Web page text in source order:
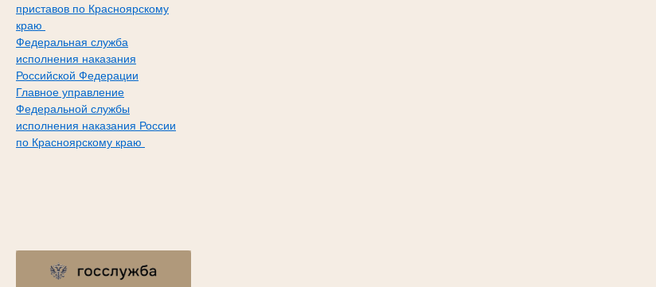
приставов по Красноярскому
краю
Федеральная служба
исполнения наказания
Российской Федерации
Главное управление
Федеральной службы
исполнения наказания России
по Красноярскому краю